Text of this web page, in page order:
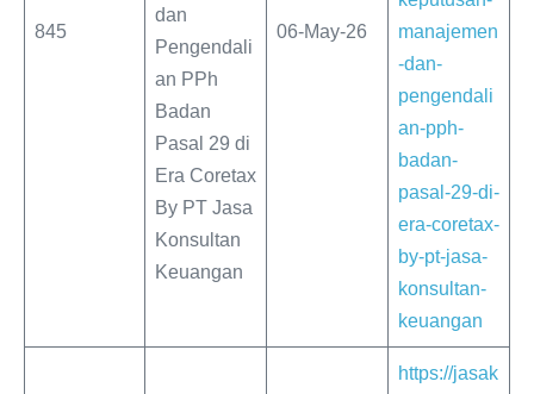
845
dan
Pengendali
an PPh
Badan
Pasal 29 di
Era Coretax
By PT Jasa
Konsultan
Keuangan
06-May-26
manajemen
-dan-
pengendali
an-pph-
badan-
pasal-29-di-
era-coretax-
by-pt-jasa-
konsultan-
keuangan
https://jasak